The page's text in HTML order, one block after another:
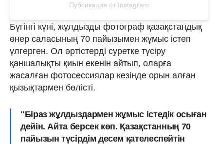
Публикация от Instagram
Бүгінгі күні, жұлдызды фотограф қазақстандық
өнер саласының 70 пайызымен жұмыс істеп
үлгерген. Ол әртістерді суретке түсіру
қаншалықты қиын екенін айтып, оларға
жасалған фотосессиялар кезінде орын алған
қызықтармен бөлісті.
"Біраз жұлдыздармен жұмыс істедік осыған
дейін. Айта берсек көп. Қазақстанның 70
пайызын түсірдім десем қателеспейтін